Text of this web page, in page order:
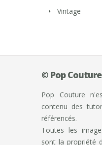
Vintage
© Pop
Pop Couture
contenu des
référencés.
Toutes les
sont la propriété